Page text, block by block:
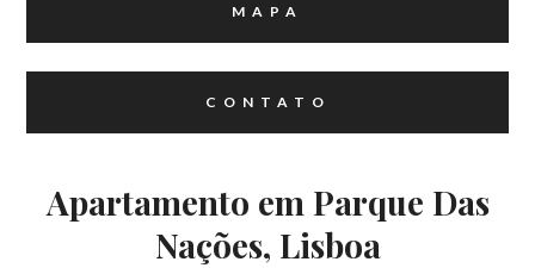
MAPA
CONTATO
Apartamento em Parque Das
Nações, Lisboa